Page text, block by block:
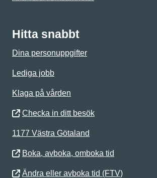
Hitta snabbt
Dina personuppgifter
Lediga jobb
Klaga på vården
Checka in ditt besök
1177 Västra Götaland
Boka, avboka, omboka tid
Ändra eller avboka tid (FTV)